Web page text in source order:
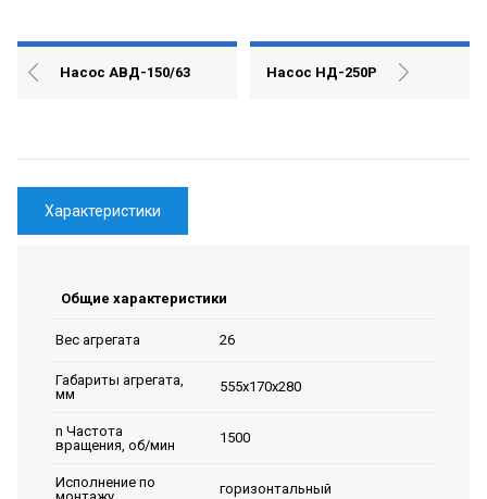
Насос АВД-150/63 Насос НД-250Р
Характеристики
Общие характеристики
Вес агрегата 26
Габариты агрегата,
мм
555х170х280
n Частота
вращения, об/мин
1500
Исполнение по
горизонтальный